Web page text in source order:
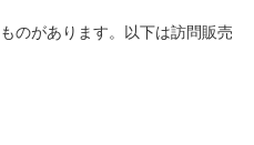
のがあります。以下は訪問販売